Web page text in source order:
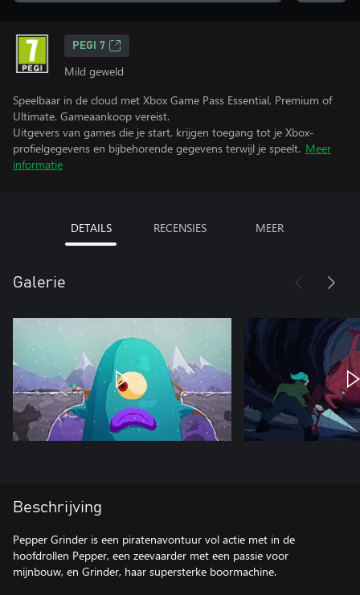
PEGI 7
Mild geweld
Speelbaar in de cloud met Xbox Game Pass Essential, Premium of
Ultimate. Gameaankoop vereist.
Uitgevers van games die je start, krijgen toegang tot je Xbox-
profielgegevens en bijbehorende gegevens terwijl je speelt. Meer
informatie
DETAILS RECENSIES MEER
Galerie
Beschrijving
Pepper Grinder is een piratenavontuur vol actie met in de
hoofdrollen Pepper, een zeevaarder met een passie voor
mijnbouw, en Grinder, haar supersterke boormachine.